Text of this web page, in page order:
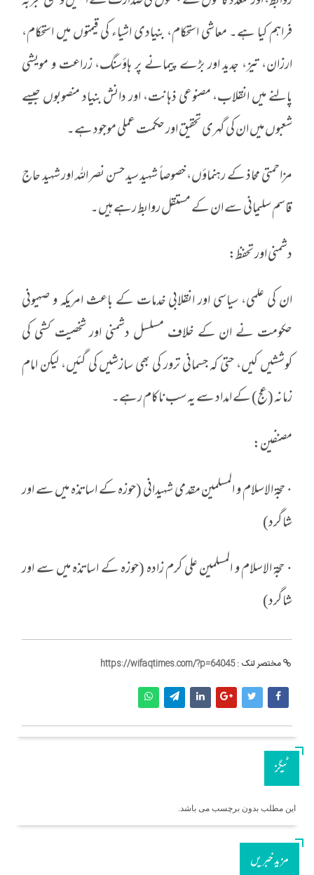
فراہم کیا ہے۔ معاشی استحکام، بنیادی اشیاء کی قیمتوں میں استحکام،
ارزان، تیز، جدید اور بڑے پیمانے پر ہاؤسنگ، زراعت و مویشی
پالنے میں انقلاب، مصنوعی ذہانت، اور دانش بنیاد منصوبوں جیسے
شعبوں میں ان کی گہری تحقیق اور حکمت عملی موجود ہے۔
مزاحمتی محاذ کے رہنماؤں، خصوصاً شہید سید حسن نصر اللہ اور شہید حاج
قاسم سلیمانی سے ان کے مستقل روابط رہے ہیں۔
دشمنی اور تحفظ:
ان کی علمی، سیاسی اور انقلابی خدمات کے باعث امریکہ و صہیونی
حکومت نے ان کے خلاف مسلسل دشمنی اور شخصیت کشی کی
کوششیں کیں، حتیٰ کہ جسمانی ترور کی بھی سازشیں کی گئیں، لیکن امام
زمانہ (عج) کے امداد سے یہ سب ناکام رہے۔
مصنفین:
· حجۃ الاسلام و المسلمین مقدمی شہیدانی (حوزہ کے اساتذہ میں سے اور
شاگرد)
· حجۃ الاسلام و المسلمین علی کرم زادہ (حوزہ کے اساتذہ میں سے اور
شاگرد)
مختصر لنک :https://wifaqtimes.com/?p=64045
ٹیگز
این مطلب بدون برچسب می باشد.
مزید خبریں